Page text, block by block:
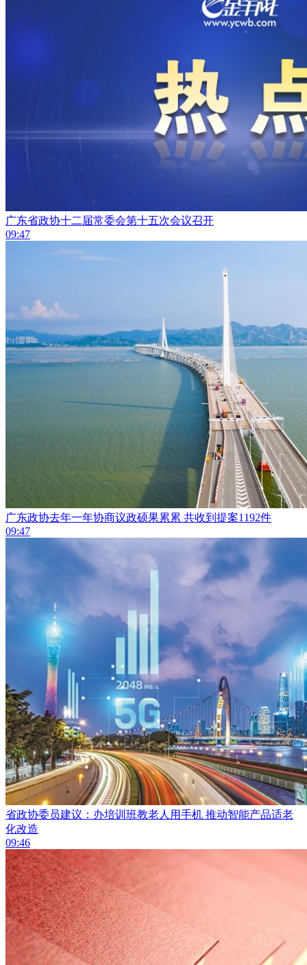
广东省政协十二届常委会第十五次会议召开
09:47
广东政协去年一年协商议政硕果累累 共收到提案1192件
09:47
省政协委员建议：办培训班教老人用手机 推动智能产品适老
化改造
09:46